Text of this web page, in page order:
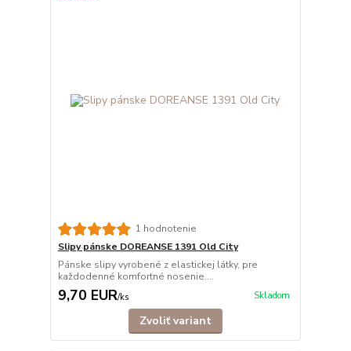
1 hodnotenie
Slipy pánske DOREANSE 1391 Old City
Pánske slipy vyrobené z elastickej látky, pre
každodenné komfortné nosenie....
9,70 EUR/ks Skladom
Zvoliť variant